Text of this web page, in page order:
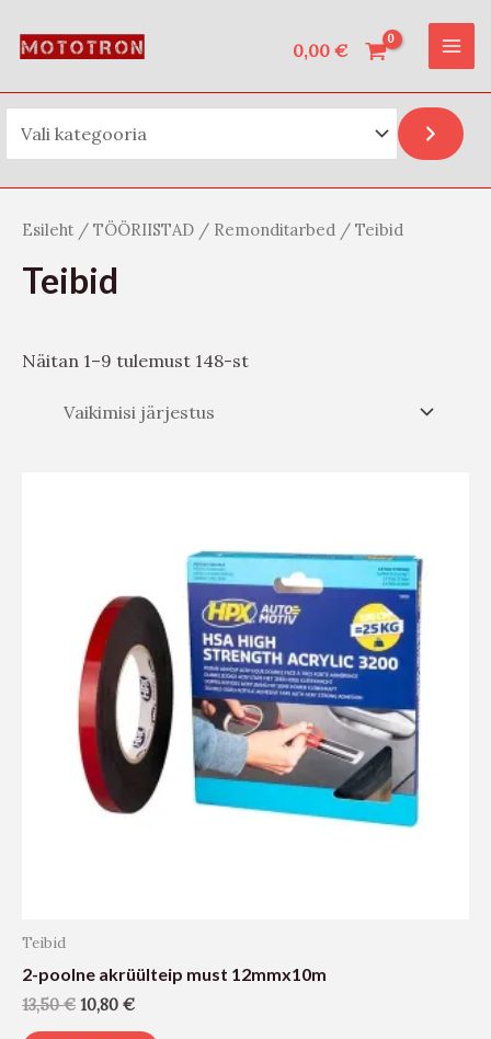
0,00 €
t
s
Esileht / TÖÖRIISTAD / Remonditarbed / Teibid
Teibid
Näitan 1–9 tulemust 148-st
Teibid
2-poolne akrüülteip must 12mmx10m
13,50€ 10,80 €